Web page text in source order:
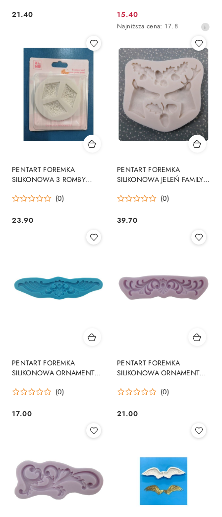
Cena:
21.40
Cena
promocyjna:
15.40
Najniższa
30
dni
przed
obniżką
Najniższa cena: 17.8
PENTART FOREMKA
SILIKONOWA 3 ROMBY
(0)
Cena:
23.90
PENTART FOREMKA
SILIKONOWA JELEŃ FAMILY
(0)
Cena:
39.70
PENTART FOREMKA
SILIKONOWA ORNAMENT
(0)
Cena:
17.00
PENTART FOREMKA
SILIKONOWA ORNAMENT
(0)
Cena:
21.00